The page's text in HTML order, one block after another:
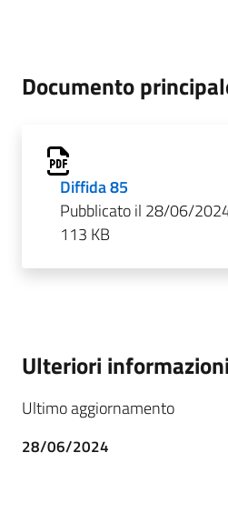
Documento
Diffida 85
Pubblicato il 28/06/
113 KB
Ulteriori informazioni
Ultimo aggiornamento
28/06/2024